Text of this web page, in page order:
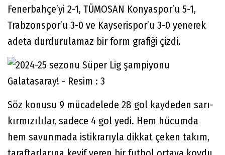
Fenerbahçe’yi 2-1, TÜMOSAN Konyaspor’u 5-1,
Trabzonspor’u 3-0 ve Kayserispor’u 3-0 yenerek
adeta durdurulamaz bir form grafiği çizdi.
Söz konusu 9 mücadelede 28 gol kaydeden sarı-
kırmızılılar, sadece 4 gol yedi. Hem hücumda
hem savunmada istikrarıyla dikkat çeken takım,